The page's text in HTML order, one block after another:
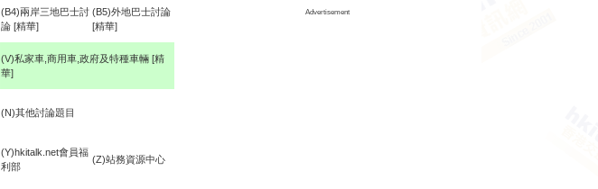
(B4)兩岸三地巴士討
論 [精華]
(B5)外地巴士討論
[精華]
Advertisement
(V)私家車,商用車,政府及特種車輛 [精
華]
(N)其他討論題目
(Y)hkitalk.net會員福
利部
(Z)站務資源中心